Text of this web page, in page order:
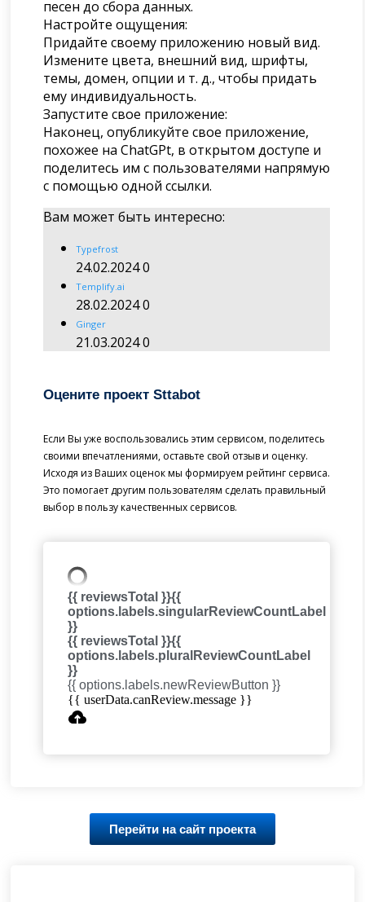
песен до сбора данных.
Настройте ощущения:
Придайте своему приложению новый вид.
Измените цвета, внешний вид, шрифты,
темы, домен, опции и т. д., чтобы придать
ему индивидуальность.
Запустите свое приложение:
Наконец, опубликуйте свое приложение,
похожее на ChatGPt, в открытом доступе и
поделитесь им с пользователями напрямую
с помощью одной ссылки.
Вам может быть интересно:
Typefrost
24.02.20240
Templify.ai
28.02.20240
Ginger
21.03.20240
Оцените проект Sttabot
Если Вы уже воспользовались этим сервисом, поделитесь
своими впечатлениями, оставьте свой отзыв и оценку.
Исходя из Ваших оценок мы формируем рейтинг сервиса.
Это помогает другим пользователям сделать правильный
выбор в пользу качественных сервисов.
{{ reviewsTotal }}{{
options.labels.singularReviewCountLabel
}}
{{ reviewsTotal }}{{
options.labels.pluralReviewCountLabel
}}
{{ options.labels.newReviewButton }}
{{ userData.canReview.message }}
Перейти на сайт проекта